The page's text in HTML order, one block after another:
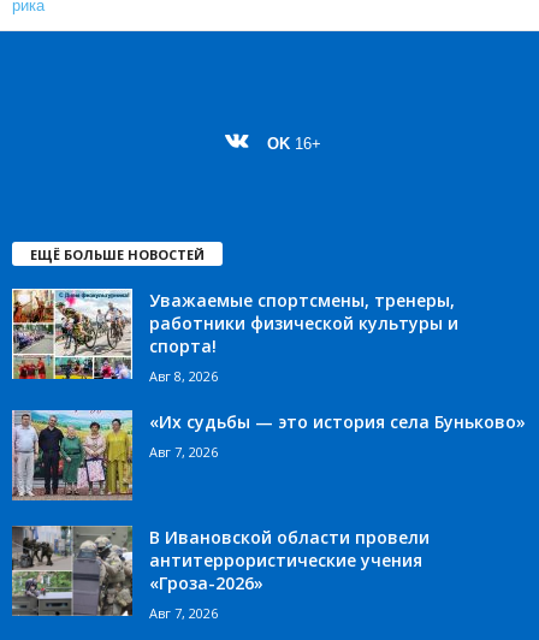
OK 16+
ЕЩЁ БОЛЬШЕ НОВОСТЕЙ
Уважаемые спортсмены, тренеры,
работники физической культуры и
спорта!
Авг 8, 2026
«Их судьбы — это история села Буньково»
Авг 7, 2026
В Ивановской области провели
антитеррористические учения
«Гроза-2026»
Авг 7, 2026